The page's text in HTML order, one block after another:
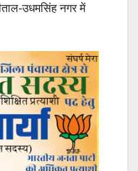
उधमसिंह नगर में